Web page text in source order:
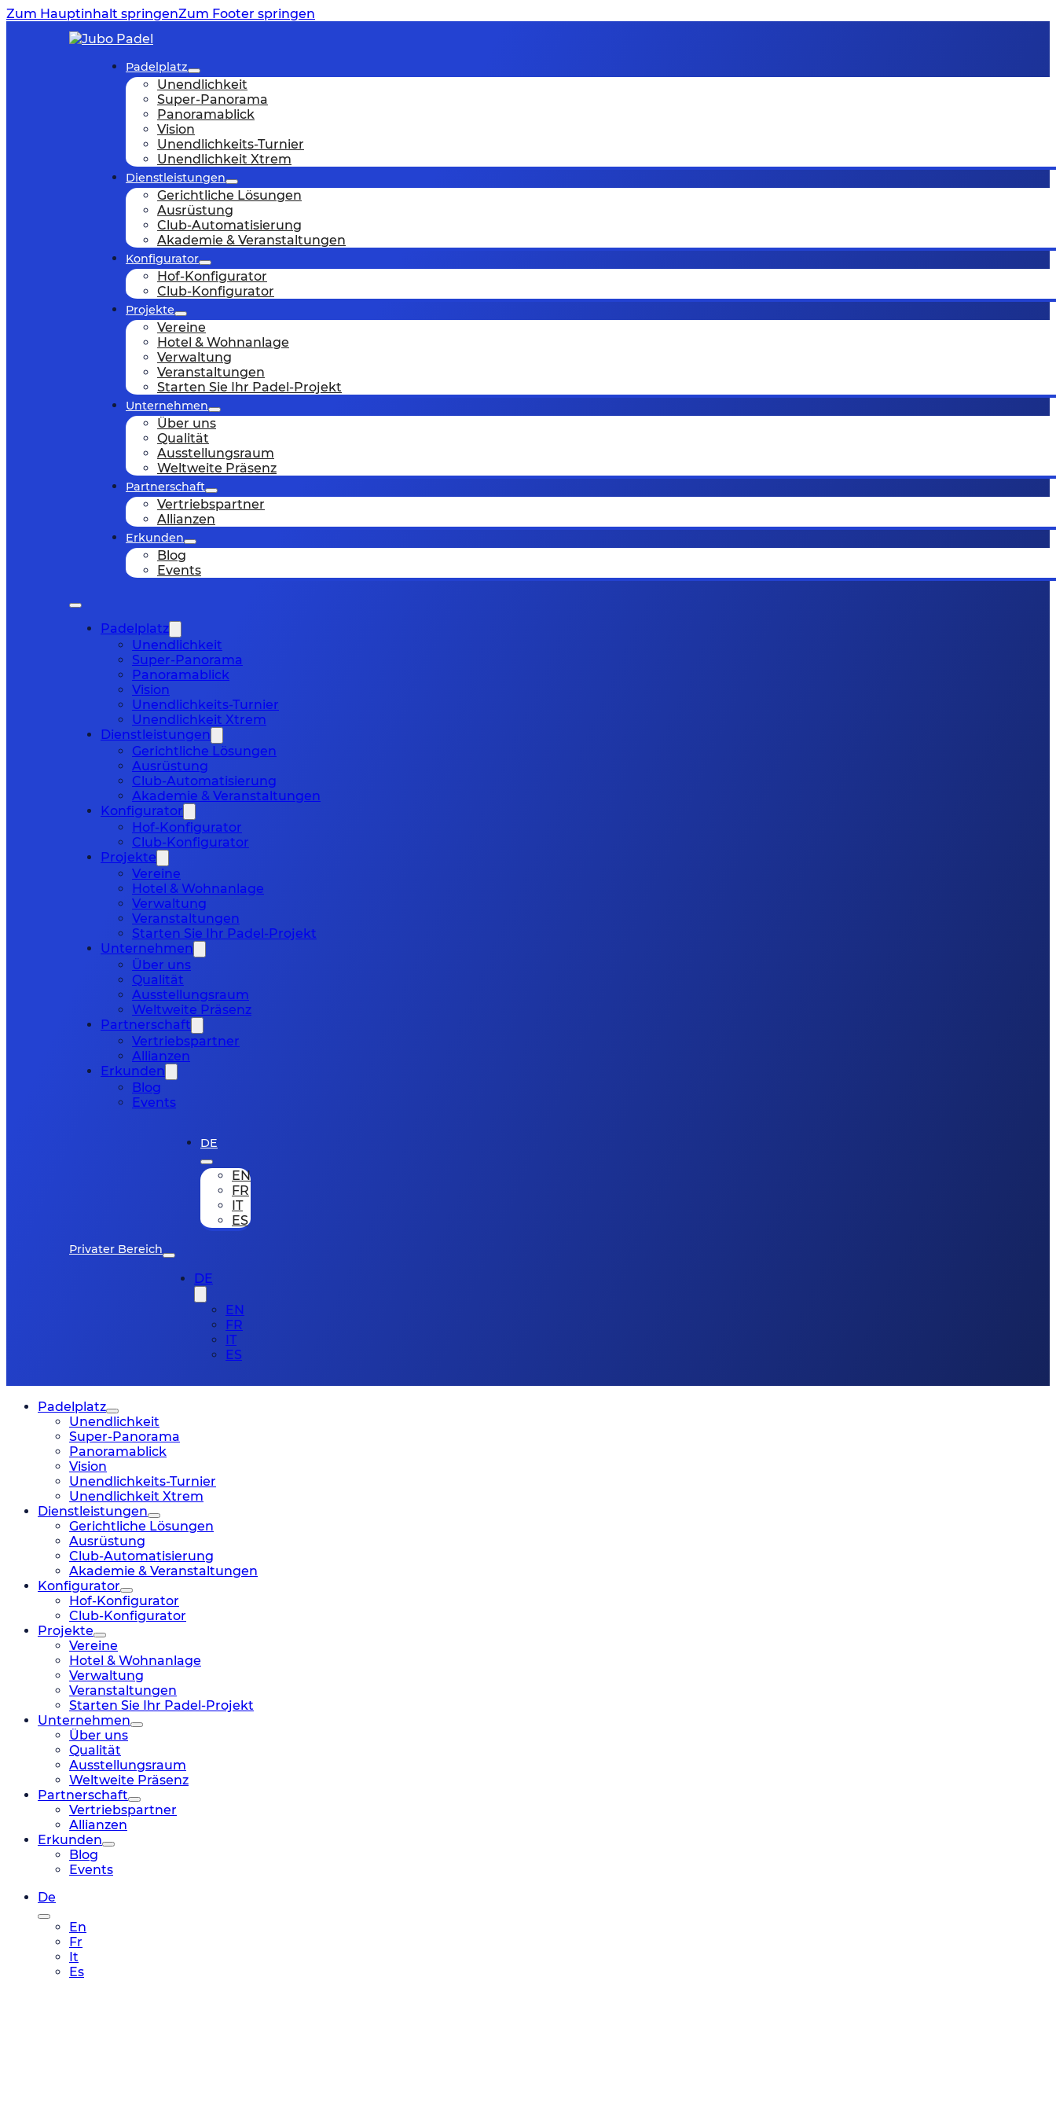
Zum Hauptinhalt springenZum Footer springen
Padelplatz
Unendlichkeit
Super-Panorama
Panoramablick
Vision
Unendlichkeits-Turnier
Unendlichkeit Xtrem
Dienstleistungen
Gerichtliche Lösungen
Ausrüstung
Club-Automatisierung
Akademie & Veranstaltungen
Konfigurator
Hof-Konfigurator
Club-Konfigurator
Projekte
Vereine
Hotel & Wohnanlage
Verwaltung
Veranstaltungen
Starten Sie Ihr Padel-Projekt
Unternehmen
Über uns
Qualität
Ausstellungsraum
Weltweite Präsenz
Partnerschaft
Vertriebspartner
Allianzen
Erkunden
Blog
Events
Padelplatz
Unendlichkeit
Super-Panorama
Panoramablick
Vision
Unendlichkeits-Turnier
Unendlichkeit Xtrem
Dienstleistungen
Gerichtliche Lösungen
Ausrüstung
Club-Automatisierung
Akademie & Veranstaltungen
Konfigurator
Hof-Konfigurator
Club-Konfigurator
Projekte
Vereine
Hotel & Wohnanlage
Verwaltung
Veranstaltungen
Starten Sie Ihr Padel-Projekt
Unternehmen
Über uns
Qualität
Ausstellungsraum
Weltweite Präsenz
Partnerschaft
Vertriebspartner
Allianzen
Erkunden
Blog
Events
Privater Bereich
DE
EN
FR
IT
ES
DE
EN
FR
IT
ES
Padelplatz
Unendlichkeit
Super-Panorama
Panoramablick
Vision
Unendlichkeits-Turnier
Unendlichkeit Xtrem
Dienstleistungen
Gerichtliche Lösungen
Ausrüstung
Club-Automatisierung
Akademie & Veranstaltungen
Konfigurator
Hof-Konfigurator
Club-Konfigurator
Projekte
Vereine
Hotel & Wohnanlage
Verwaltung
Veranstaltungen
Starten Sie Ihr Padel-Projekt
Unternehmen
Über uns
Qualität
Ausstellungsraum
Weltweite Präsenz
Partnerschaft
Vertriebspartner
Allianzen
Erkunden
Blog
Events
De
En
Fr
It
Es